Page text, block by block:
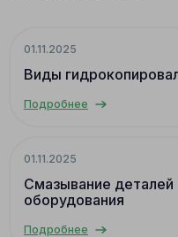
01.11.2025
Виды
Подробнее
01.11.2025
Смазывание деталей
оборудования
Подробнее